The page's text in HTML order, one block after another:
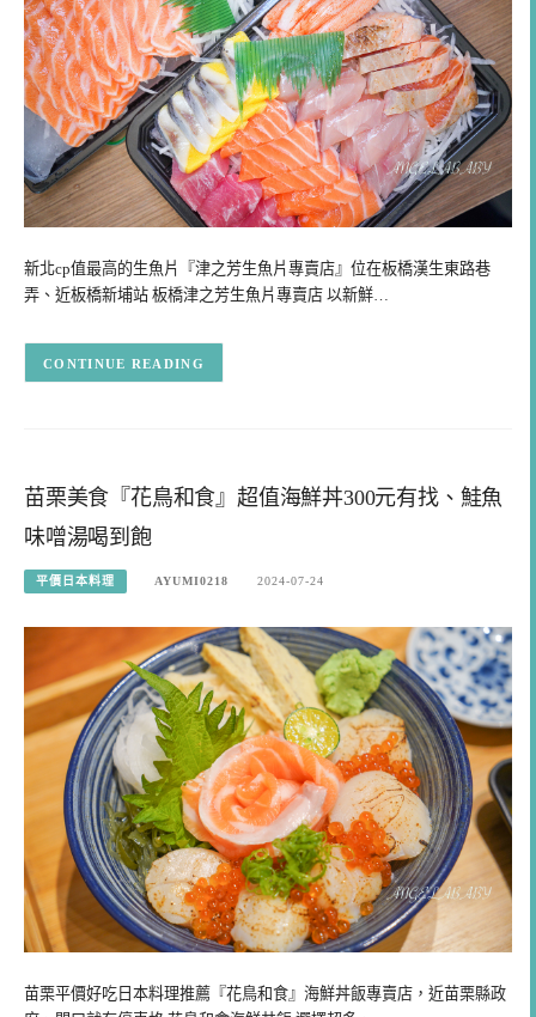
新北cp值最高的生魚片『津之芳生魚片專賣店』位在板橋漢生東路巷
弄、近板橋新埔站 板橋津之芳生魚片專賣店 以新鮮…
CONTINUE READING
苗栗美食『花鳥和食』超值海鮮丼300元有找、鮭魚
味噌湯喝到飽
平價日本料理 AYUMI0218 2024-07-24
苗栗平價好吃日本料理推薦『花鳥和食』海鮮丼飯專賣店，近苗栗縣政